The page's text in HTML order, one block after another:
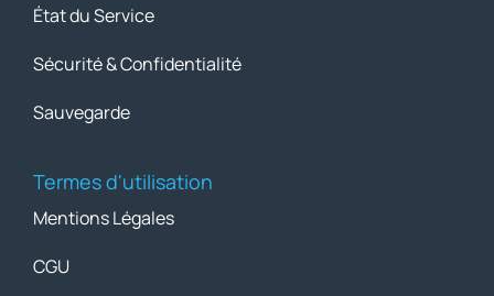
État du Service
Sécurité & Confidentialité
Sauvegarde
Termes d'utilisation
Mentions Légales
CGU